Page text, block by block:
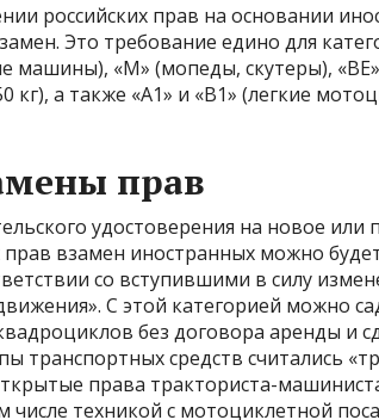
российских прав на основании
Это требование едино для
машины), «М» (мопеды, скутеры),
кг), а также «А1» и «В1» (легкие
прав
удостоверения на новое или
прав взамен иностранных можно
со вступившими в силу
С этой категорией можно
без договора аренды и
транспортных средств считались
права тракториста-
числе техникой с мотоциклетной